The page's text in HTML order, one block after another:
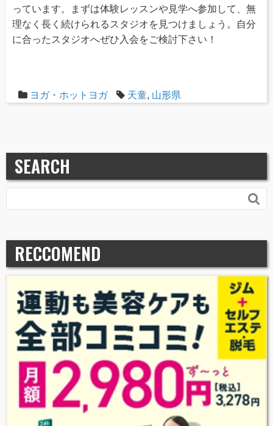
っています。まずは体験レッスンや見学へ参加して、無
理なく長く続けられるスタジオを見つけましょう。自分
に合ったスタジオへぜひ入会をご検討下さい！
ヨガ・ホットヨガ 天童, 山形県
SEARCH

RECCOMEND